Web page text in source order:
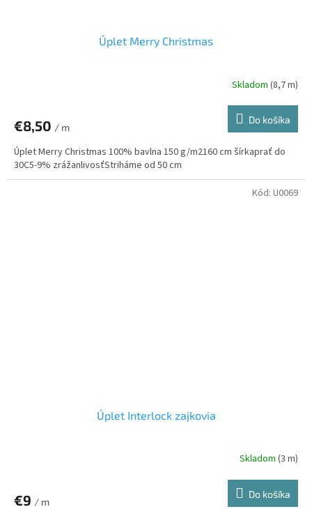
Úplet Merry Christmas
Skladom (8,7 m)
€8,50 / m
Do košíka
Úplet Merry Christmas 100% bavlna 150 g/m2160 cm šírkaprať do
30C5-9% zrážanlivosťStriháme od 50 cm
Úplet Interlock zajkovia
Skladom (3 m)
€9 / m
Do košíka
Kód: U0069